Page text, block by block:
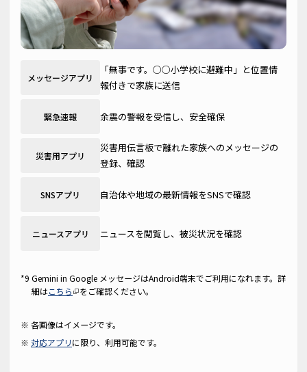
メッセージアプリ
「無事です。○○小学校に避難中」と位置情
報付きで家族に送信
緊急速報 余震の警報を受信し、安全確保
災害用アプリ
災害用伝言板で離れた家族へのメッセージの
登録、確認
SNSアプリ 自治体や地域の最新情報をSNSで確認
ニュースアプリ ニュースを閲覧し、被災状況を確認
Gemini in Google メッセージはAndroid端末でご利用になれます。詳
細はこちら をご確認ください。
各画像はイメージです。
対応アプリに限り、利用可能です。